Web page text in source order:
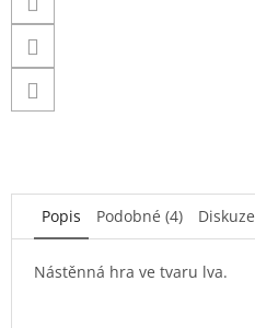
Popis Podobné (4) Diskuze
Nástěnná hra ve tvaru lva.